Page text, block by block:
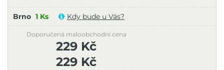
Brno 1 Ks Kdy bude u Vás?
229 Kč
Doporučená maloobchodní cena
229 Kč